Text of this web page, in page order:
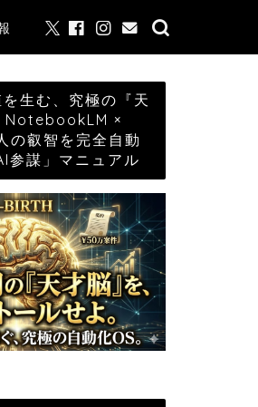
生む、究極の『天
NotebookLM ×
の叡智を完全自動
参謀」マニュアル